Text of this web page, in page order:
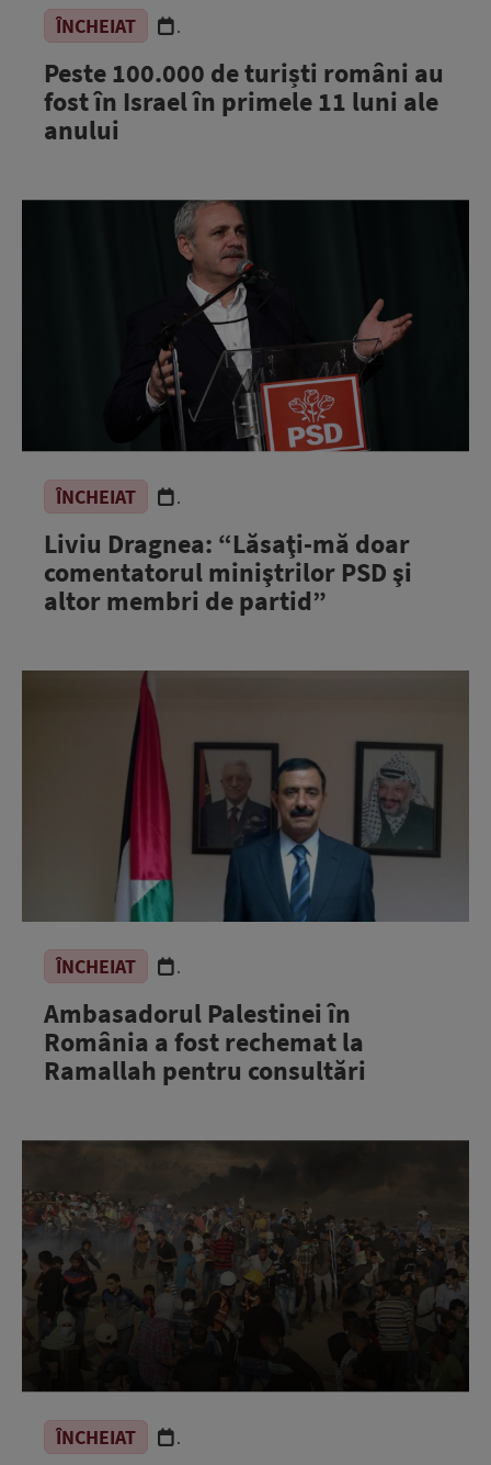
ÎNCHEIAT .
Peste 100.000 de turiști români au
fost în Israel în primele 11 luni ale
anului
ÎNCHEIAT .
Liviu Dragnea: “Lăsaţi-mă doar
comentatorul miniştrilor PSD şi
altor membri de partid”
ÎNCHEIAT .
Ambasadorul Palestinei în
România a fost rechemat la
Ramallah pentru consultări
ÎNCHEIAT .